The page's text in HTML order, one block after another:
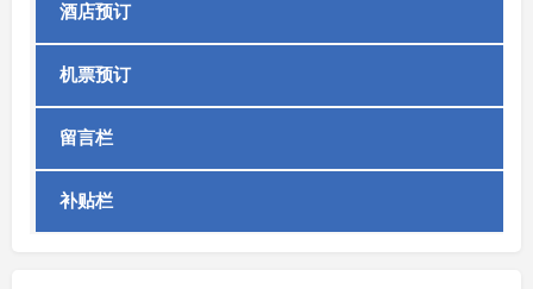
酒店预订
机票预订
留言栏
补贴栏